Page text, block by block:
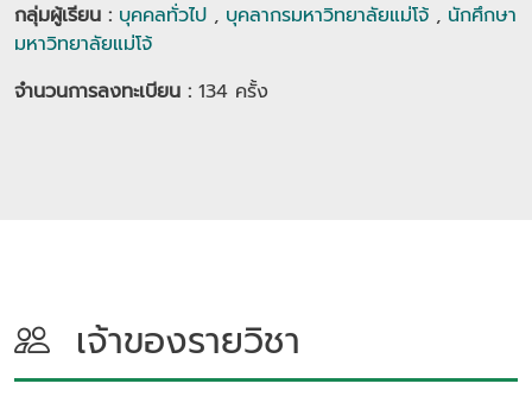
กลุ่มผู้เรียน : บุคคลทั่วไป , บุคลากรมหาวิทยาลัยแม่โจ้ , นักศึกษา
มหาวิทยาลัยแม่โจ้
จำนวนการลงทะเบียน : 134 ครั้ง
เจ้าของรายวิชา